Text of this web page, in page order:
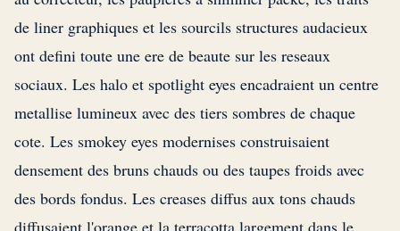
de liner graphiques et les sourcils structures audacieux
ont defini toute une ere de beaute sur les reseaux
sociaux. Les halo et spotlight eyes encadraient un centre
metallise lumineux avec des tiers sombres de chaque
cote. Les smokey eyes modernises construisaient
densement des bruns chauds ou des taupes froids avec
des bords fondus. Les creases diffus aux tons chauds